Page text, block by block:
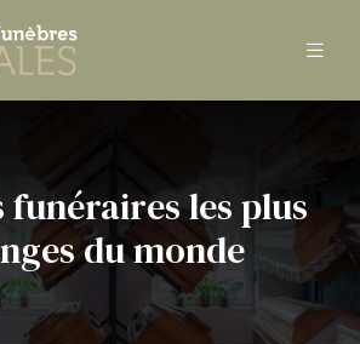
funéraires les plus
du monde